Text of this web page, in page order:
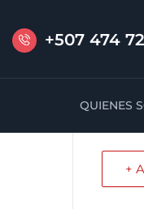
+507 474
QUIENES
+